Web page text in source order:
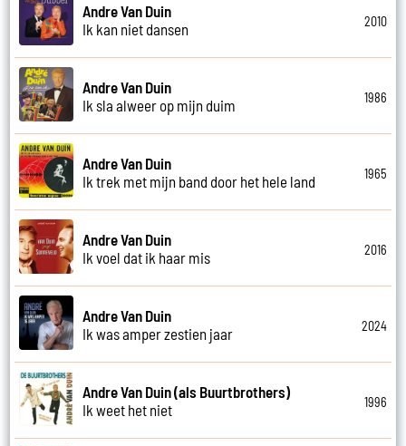
Andre Van Duin
Ik kan niet dansen
2010
Andre Van Duin
Ik sla alweer op mijn duim
1986
Andre Van Duin
Ik trek met mijn band door het hele land
1965
Andre Van Duin
Ik voel dat ik haar mis
2016
Andre Van Duin
Ik was amper zestien jaar
2024
Andre Van Duin (als Buurtbrothers)
Ik weet het niet
1996